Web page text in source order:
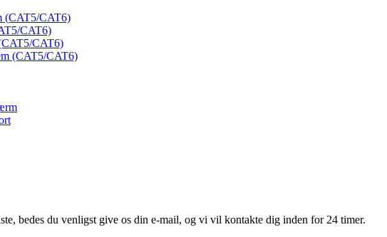
(CAT5/CAT6)
CAT6)
CAT6)
(CAT5/CAT6)
bedes du venligst give os din e-mail, og vi vil kontakte dig inden for 24 timer.